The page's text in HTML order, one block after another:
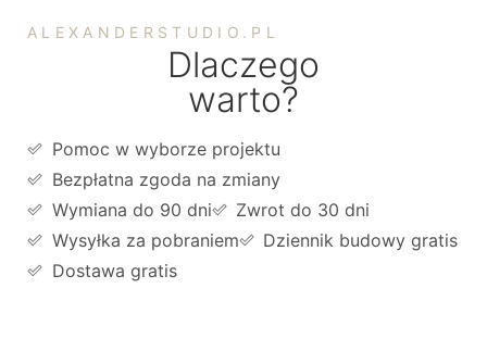
ALEXANDERSTUDIO.PL
Dlaczego
warto?
Pomoc w wyborze projektu
Bezpłatna zgoda na zmiany
Wymiana do 90 dni
Zwrot do 30 dni
Wysyłka za pobraniem
Dziennik budowy gratis
Dostawa gratis